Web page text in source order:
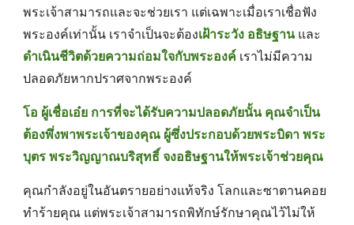
พระเจ้าสามารถและจะช่วยเรา แต่เฉพาะเมื่อเราเชื่อฟัง
พระองค์เท่านั้น เราจำเป็นจะต้องเฝ้าระวัง อธิษฐาน และ
ดำเนินชีวิตด้วยความถ่อมใจกับพระองค์ เราไม่มีความ
ปลอดภัยหากปราศจากพระองค์
โอ ผู้เชื่อเอ๋ย การที่จะได้รับความปลอดภัยนั้น คุณจำเป็น
ต้องพึ่งพาพระเจ้าของคุณ ผู้ซึ่งประกอบด้วยพระบิดา พระ
บุตร พระวิญญาณบริสุทธิ์ จงอธิษฐานให้พระเจ้าช่วยคุณ
คุณกำลังอยู่ในอันตรายอย่างแท้จริง โลกและซาตานคอย
ทำร้ายคุณ แต่พระเจ้าสามารถพิทักษ์รักษาคุณไว้ไม่ให้